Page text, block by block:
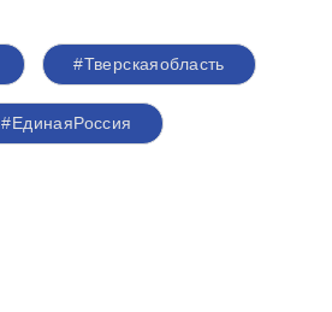
#Тверскаяобласть
#ЕдинаяРоссия